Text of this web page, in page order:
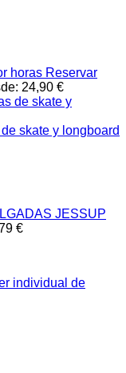
Reservar
24,90 €
skate y longboard
JESSUP
€
individual de